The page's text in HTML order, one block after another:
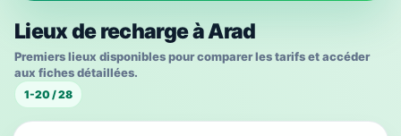
Lieux de recharge à Arad
Premiers lieux disponibles pour comparer les tarifs et accéder
aux fiches détaillées.
1-20 / 28